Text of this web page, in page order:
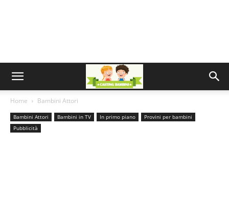
Home Bambini Attori
Bambini Attori Bambini in TV In primo piano
Provini per bambini
Pubblicità